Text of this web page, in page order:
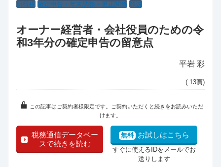
所得税 確定申告・年末調整・更正関係 解説
オーナー経営者・会社役員のための令
和3年分の確定申告の留意点
平岩 彩
( 13頁)
この記事はご契約者様限定です。ご契約いただくと続きをお読みいただ
けます。
税務通信データベー
スで続きを読む
無料 お試しはこちら
すぐに使えるIDをメールでお
送りします